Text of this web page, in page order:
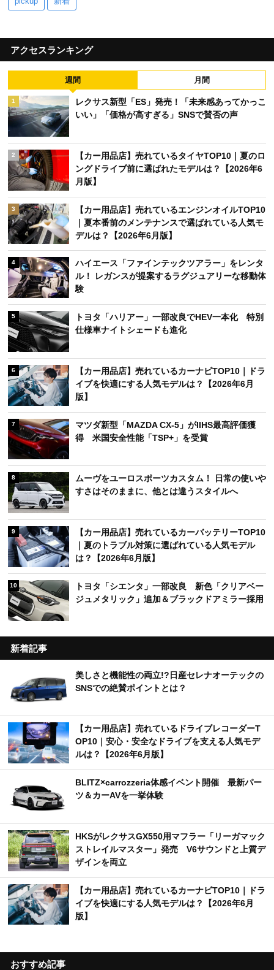
アクセスランキング
週間 月間
1
レクサス新型「ES」発売！「未来感あってかっこ
いい」「価格が高すぎる」SNSで賛否の声
2
【カー用品店】売れているタイヤTOP10｜夏のロ
ングドライブ前に選ばれたモデルは？【2026年6
月版】
3
【カー用品店】売れているエンジンオイルTOP10
｜夏本番前のメンテナンスで選ばれている人気モ
デルは？【2026年6月版】
4
ハイエース「ファインテックツアラー」をレンタ
ル！ レガンスが提案するラグジュアリーな移動体
験
5
トヨタ「ハリアー」一部改良でHEV一本化 特別
仕様車ナイトシェードも進化
6
【カー用品店】売れているカーナビTOP10｜ドラ
イブを快適にする人気モデルは？【2026年6月
版】
7
マツダ新型「MAZDA CX-5」がIIHS最高評価獲
得 米国安全性能「TSP+」を受賞
8
ムーヴをユーロスポーツカスタム！ 日常の使いや
すさはそのままに、他とは違うスタイルへ
9
【カー用品店】売れているカーバッテリーTOP10
｜夏のトラブル対策に選ばれている人気モデル
は？【2026年6月版】
10
トヨタ「シエンタ」一部改良 新色「クリアベー
ジュメタリック」追加＆ブラックドアミラー採用
新着記事
美しさと機能性の両立!?日産セレナオーテックの
SNSでの絶賛ポイントとは？
【カー用品店】売れているドライブレコーダーT
OP10｜安心・安全なドライブを支える人気モデ
ルは？【2026年6月版】
BLITZ×carrozzeria体感イベント開催 最新パー
ツ＆カーAVを一挙体験
HKSがレクサスGX550用マフラー「リーガマック
ストレイルマスター」発売 V6サウンドと上質デ
ザインを両立
【カー用品店】売れているカーナビTOP10｜ドラ
イブを快適にする人気モデルは？【2026年6月
版】
おすすめ記事